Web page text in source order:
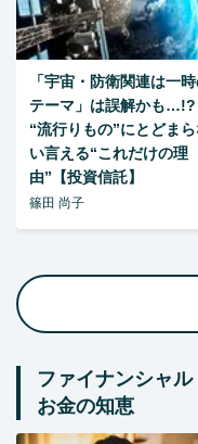
「宇宙・防衛関連は一
テーマ」は誤解かも…!?
“流行りもの”にとどま
い言える“これだけの理
由”【投資信託】
篠田 尚子
ファイナンシャ
お金の知恵